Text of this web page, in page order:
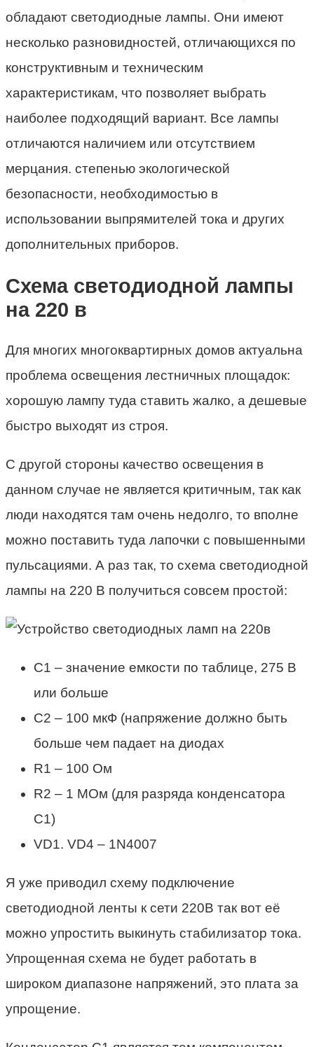
обладают светодиодные лампы. Они имеют
несколько разновидностей, отличающихся по
конструктивным и техническим
характеристикам, что позволяет выбрать
наиболее подходящий вариант. Все лампы
отличаются наличием или отсутствием
мерцания. степенью экологической
безопасности, необходимостью в
использовании выпрямителей тока и других
дополнительных приборов.
Схема светодиодной лампы
на 220 в
Для многих многоквартирных домов актуальна
проблема освещения лестничных площадок:
хорошую лампу туда ставить жалко, а дешевые
быстро выходят из строя.
С другой стороны качество освещения в
данном случае не является критичным, так как
люди находятся там очень недолго, то вполне
можно поставить туда лапочки с повышенными
пульсациями. А раз так, то схема светодиодной
лампы на 220 В получиться совсем простой:
C1 – значение емкости по таблице, 275 В
или больше
C2 – 100 мкФ (напряжение должно быть
больше чем падает на диодах
R1 – 100 Ом
R2 – 1 MОм (для разряда конденсатора
C1)
VD1. VD4 – 1N4007
Я уже приводил схему подключение
светодиодной ленты к сети 220В так вот её
можно упростить выкинуть стабилизатор тока.
Упрощенная схема не будет работать в
широком диапазоне напряжений, это плата за
упрощение.